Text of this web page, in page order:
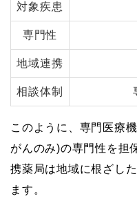
対象疾患
専門性
地域連携
相談体制
このように、専門医療
がんのみ)の専門性を担
携薬局は地域に根ざし
ます。